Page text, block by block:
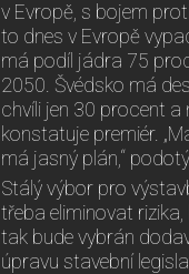
v Evropě, s bojem
to dnes v Evropě
má podíl jádra 75
2050. Švédsko má
chvíli jen 30 procent
konstatuje premiér.
má jasný plán,“
Stálý výbor pro
třeba eliminovat
tak bude vybrán
úpravu stavební